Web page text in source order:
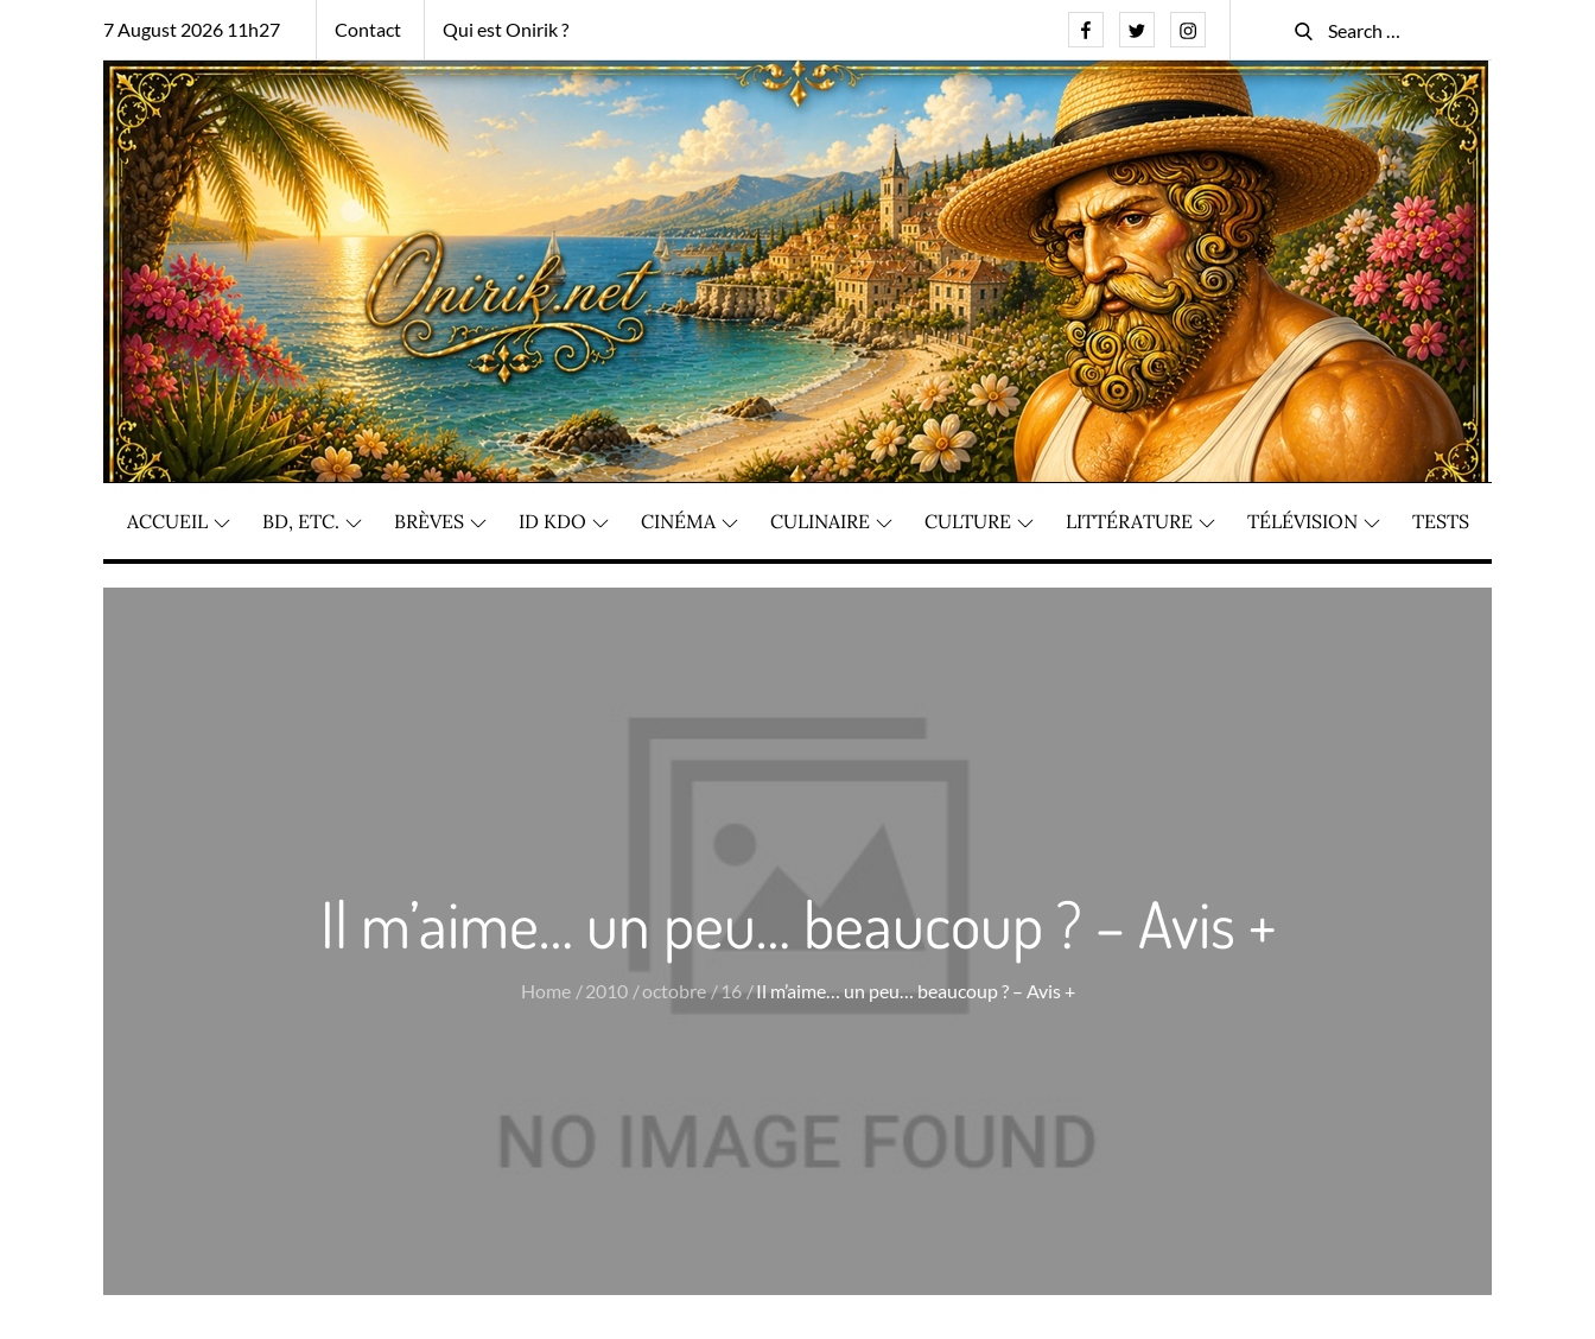
7 August 2026 11h27 Contact Qui est Onirik ? FacebookTwitterInstagram
Search
for:
Search
ACCUEIL BD, ETC. BRÈVES ID KDO CINÉMA CULINAIRE CULTURE LITTÉRATURE TÉLÉVISION TESTS
Il m’aime… un peu… beaucoup ? – Avis +
Home 2010 octobre 16 Il m’aime… un peu… beaucoup ? – Avis +